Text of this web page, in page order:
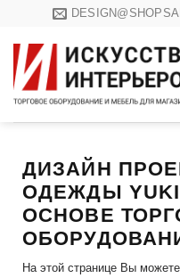
content
ДИЗАЙН
ОДЕЖДЫ
ОСНОВЕ
На этой странице Вы